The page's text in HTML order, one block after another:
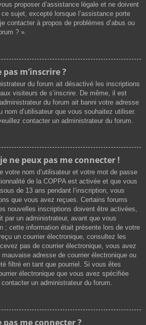
proposer d’assistance légale et ne doivent
sujet, excepté lorsque l’assistance porte
contacter à propos de problèmes d’abus ou
? ».
m’inscrire ?
du forum ait désactivé les inscriptions
visiteurs de s’inscrire. De même, il est
du forum ait banni votre adresse
nom d’utilisateur que vous souhaitez utiliser.
contacter un administrateur du forum.
ne peux pas me connecter !
votre nom d’utilisateur et votre mot de passe
de la COPPA est activée et que vous
de 13 ans pendant l’inscription, vous
que vous avez reçues. Certains forums
nouvelles inscriptions doivent être activées,
par un administrateur, avant que vous
; cette information était présente lors de votre
un courrier électronique, consultez les
pas de courrier électronique, vous avez
adresse de courrier électronique ou
filtré en tant que pourriel. Si vous êtes
électronique que vous avez spécifiée
un administrateur du forum.
me connecter ?